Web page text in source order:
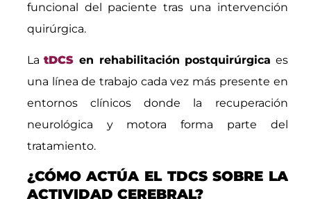
funcional del paciente tras una intervención
quirúrgica.
LatDCSen rehabilitación postquirúrgica es
una línea de trabajo cada vez más presente en
entornos clínicos donde la recuperación
neurológica y motora forma parte del
tratamiento.
¿CÓMO ACTÚA EL TDCS SOBRE LA
ACTIVIDAD CEREBRAL?